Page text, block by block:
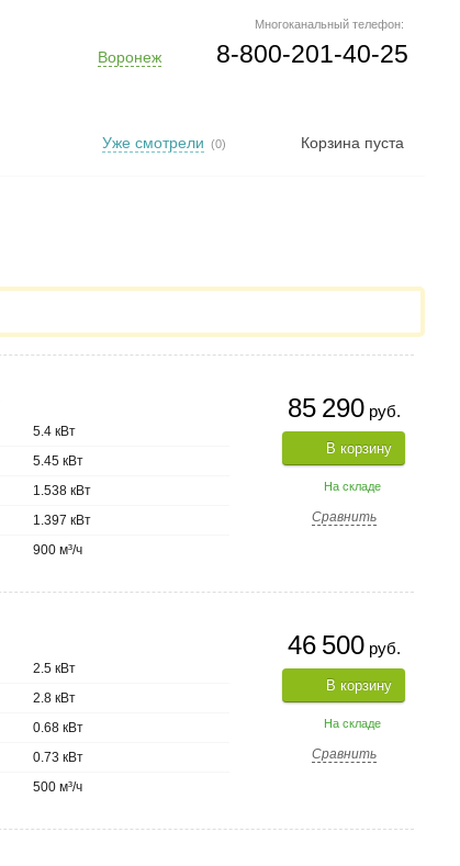
Многоканальный телефон:
8-800-201-40-25
Воронеж
Корзина пуста
Уже смотрели (0)
85 290руб.
В корзину
На складе
Сравнить
5.4 кВт
5.45 кВт
1.538 кВт
1.397 кВт
900 м³/ч
46 500руб.
В корзину
На складе
Сравнить
2.5 кВт
2.8 кВт
0.68 кВт
0.73 кВт
500 м³/ч